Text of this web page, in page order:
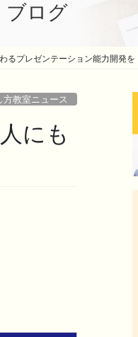
ブログ
るプレゼンテーション能力開発を
方教室ニュース
にも